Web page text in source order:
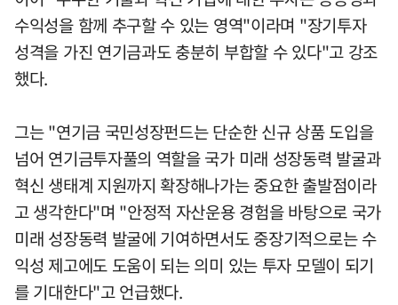
수익성을 함께 추구할 수 있는 영역"이라며 "장기투자
성격을 가진 연기금과도 충분히 부합할 수 있다"고 강조
했다.
그는 "연기금 국민성장펀드는 단순한 신규 상품 도입을
넘어 연기금투자풀의 역할을 국가 미래 성장동력 발굴과
혁신 생태계 지원까지 확장해나가는 중요한 출발점이라
고 생각한다"며 "안정적 자산운용 경험을 바탕으로 국가
미래 성장동력 발굴에 기여하면서도 중장기적으로는 수
익성 제고에도 도움이 되는 의미 있는 투자 모델이 되기
를 기대한다"고 언급했다.